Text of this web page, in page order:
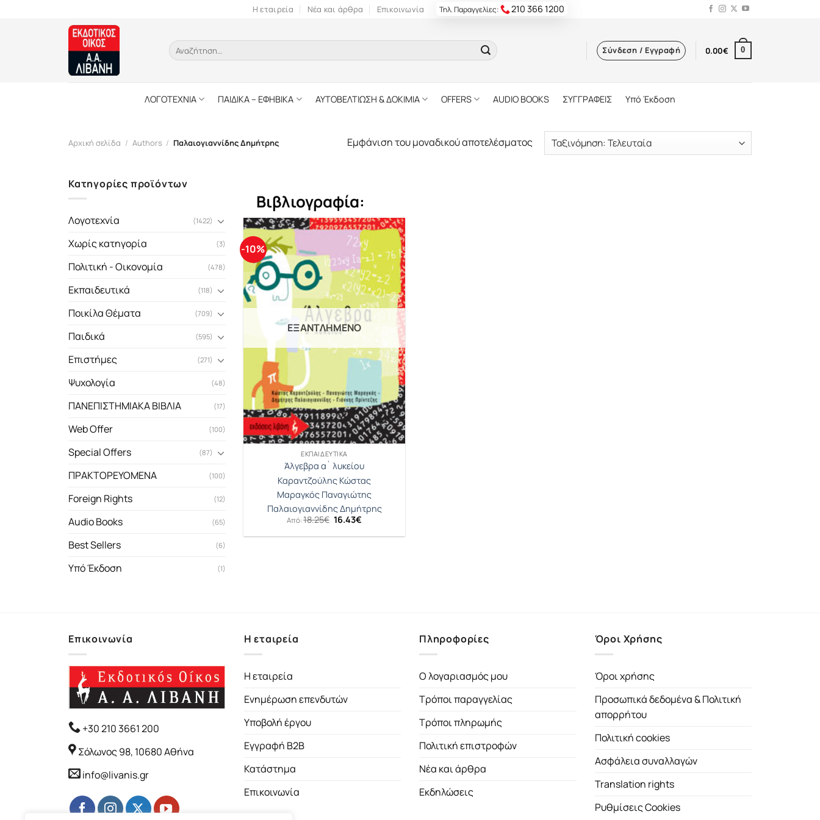
Η εταιρεία Νέα και άρθρα Επικοινωνία Τηλ. Παραγγελίες: 210 366 1200
Αναζήτηση
για:
Σύνδεση / Εγγραφή 0.00€ 0
ΛΟΓΟΤΕΧΝΙΑ ΠΑΙΔΙΚΑ – ΕΦΗΒΙΚΑ ΑΥΤΟΒΕΛΤΙΩΣΗ & ΔΟΚΙΜΙΑ OFFERS AUDIO BOOKS ΣΥΓΓΡΑΦΕΙΣ Υπό Έκδοση
Αρχική σελίδα / Authors / Παλαιογιαννίδης Δημήτρης Εμφάνιση του μοναδικού αποτελέσματος
Κατηγορίες προϊόντων
Λογοτεχνία (1422)
Χωρίς κατηγορία (3)
Πολιτική - Οικονομία (478)
Εκπαιδευτικά (118)
Ποικίλα Θέματα (709)
Παιδικά (595)
Επιστήμες (271)
Ψυχολογία (48)
ΠΑΝΕΠΙΣΤΗΜΙΑΚΑ ΒΙΒΛΙΑ (17)
Web Offer (100)
Special Offers (87)
ΠΡΑΚΤΟΡΕΥΟΜΕΝΑ (100)
Foreign Rights (12)
Audio Books (65)
Best Sellers (6)
Υπό Έκδοση (1)
Βιβλιογραφία:
-10%
ΕΞΑΝΤΛΗΜΈΝΟ
ΕΚΠΑΙΔΕΥΤΙΚΆ
Άλγεβρα α` λυκείου
Καραντζούλης Κώστας
Μαραγκός Παναγιώτης
Παλαιογιαννίδης Δημήτρης
Από:18.25€ Original
was:
16.43€
τιμή
Επικοινωνία
+30 210 3661 200
Σόλωνος 98, 10680 Αθήνα
info@livanis.gr
Η εταιρεία
Η εταιρεία
Ενημέρωση επενδυτών
Υποβολή έργου
Εγγραφή B2B
Κατάστημα
Επικοινωνία
Πληροφορίες
Ο λογαριασμός μου
Τρόποι παραγγελίας
Τρόποι πληρωμής
Πολιτική επιστροφών
Νέα και άρθρα
Εκδηλώσεις
Όροι Χρήσης
Όροι χρήσης
Προσωπικά δεδομένα & Πολιτική
απορρήτου
Πολιτική cookies
Ασφάλεια συναλλαγών
Translation rights
Ρυθμίσεις Cookies